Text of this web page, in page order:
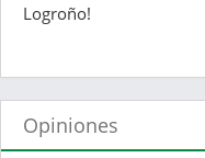
Logroño!
Opiniones